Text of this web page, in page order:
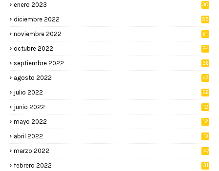
enero 2023 30
diciembre 2022 55
noviembre 2022 61
octubre 2022 24
septiembre 2022 36
agosto 2022 47
julio 2022 26
junio 2022
12
mayo 2022
12
abril 2022
10
marzo 2022 147
febrero 2022 31